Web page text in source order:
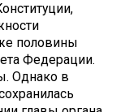
половины
Федерации.
Однако в